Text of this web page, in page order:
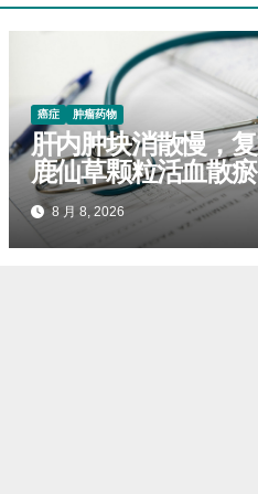
癌症 肿瘤药物
肝内肿块消散慢，
鹿仙草颗粒活血散
制毒结堆积
8 月 8, 2026